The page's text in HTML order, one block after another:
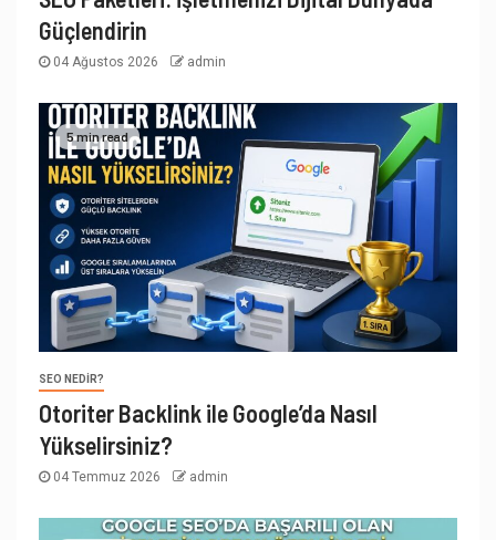
Güçlendirin
04 Ağustos 2026 admin
5 min read
SEO NEDIR?
Otoriter Backlink ile Google’da Nasıl
Yükselirsiniz?
04 Temmuz 2026 admin